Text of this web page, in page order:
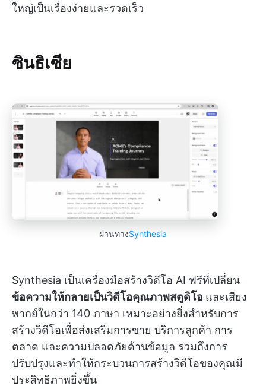
ใหญ่เป็นเรื่องง่ายและรวดเร็ว
ซินธิเซีย
ผ่านทางSynthesia
Synthesia เป็นเครื่องมือสร้างวิดีโอ AI ฟรีที่เปลี่ยน
ข้อความให้กลายเป็นวิดีโอคุณภาพสตูดิโอ และเสียง
พากย์ในกว่า 140 ภาษา เหมาะอย่างยิ่งสำหรับการ
สร้างวิดีโอเพื่อส่งเสริมการขาย บริการลูกค้า การ
ตลาด และความปลอดภัยด้านข้อมูล รวมถึงการ
ปรับปรุงและทำให้กระบวนการสร้างวิดีโอของคุณมี
ประสิทธิภาพยิ่งขึ้น